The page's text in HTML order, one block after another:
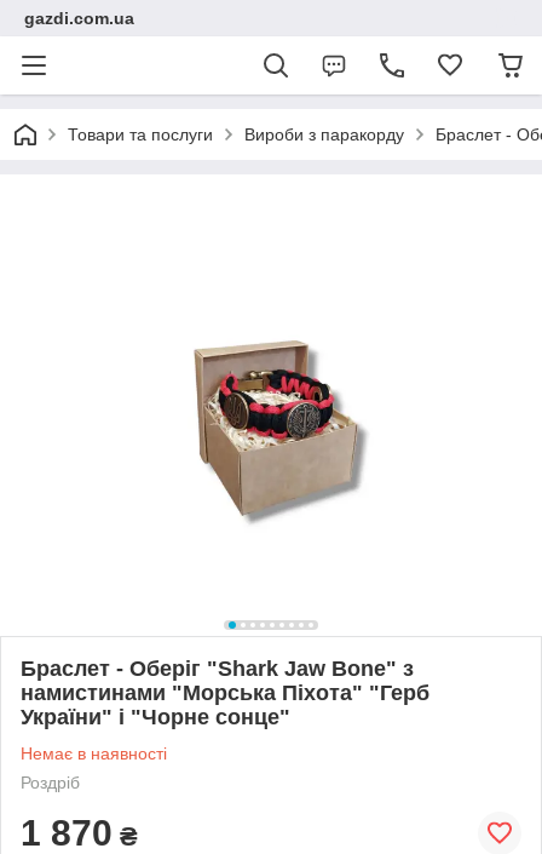
gazdi.com.ua
Товари та послуги Вироби з паракорду Браслет -
Браслет - Оберіг "Shark Jaw Bone" з
намистинами "Морська Піхота" "Герб
України" і "Чорне сонце"
Немає в наявності
Роздріб
1 870 ₴